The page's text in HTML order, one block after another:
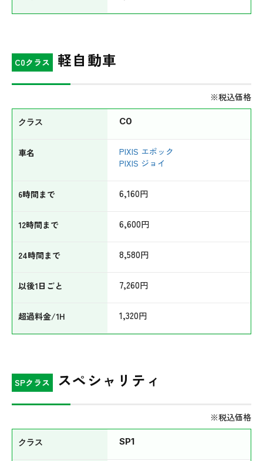
C0クラス 軽自動車
※税込価格
C0
PIXIS エポック
PIXIS ジョイ
6,160円
6,600円
8,580円
7,260円
1,320円
SPクラス スペシャリティ
※税込価格
SP1